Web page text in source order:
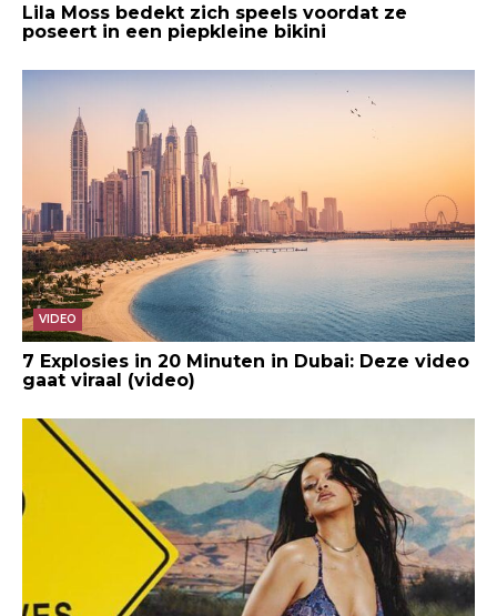
Lila Moss bedekt zich speels voordat ze
poseert in een piepkleine bikini
VIDEO
7 Explosies in 20 Minuten in Dubai: Deze video
gaat viraal (video)